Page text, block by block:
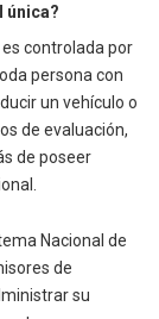
única?
es controlada por
persona con
un vehículo o
de evaluación,
de poseer
Nacional de
de
su